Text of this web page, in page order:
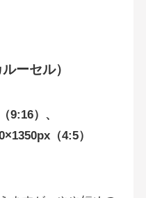
ーセル）
9:16）、
（4:5）